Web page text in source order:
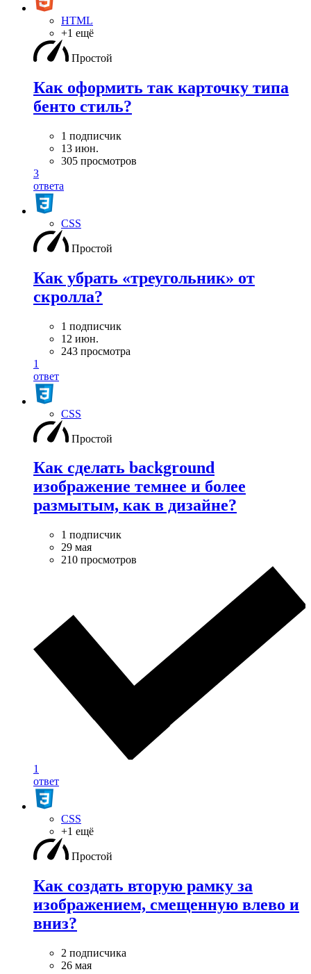
HTML
+1 ещё
Простой
Как оформить так карточку типа
бенто стиль?
1 подписчик
13 июн.
305 просмотров
3
ответа
CSS
Простой
Как убрать «треугольник» от
скролла?
1 подписчик
12 июн.
243 просмотра
1
ответ
CSS
Простой
Как сделать background
изображение темнее и более
размытым, как в дизайне?
1 подписчик
29 мая
210 просмотров
1
ответ
CSS
+1 ещё
Простой
Как создать вторую рамку за
изображением, смещенную влево и
вниз?
2 подписчика
26 мая